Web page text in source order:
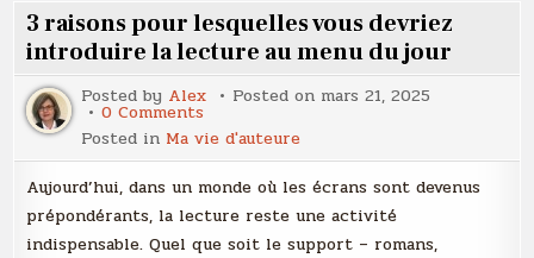
lire
absolument
3 raisons pour lesquelles vous devriez
introduire la lecture au menu du jour
Posted by Alex Posted on mars 21, 2025
0 Comments
3
raisons
pour
lesquelles
vous
devriez
introduire
la
Posted in Ma vie d'auteure
Aujourd’hui, dans un monde où les écrans sont devenus
prépondérants, la lecture reste une activité
indispensable. Quel que soit le support – romans,